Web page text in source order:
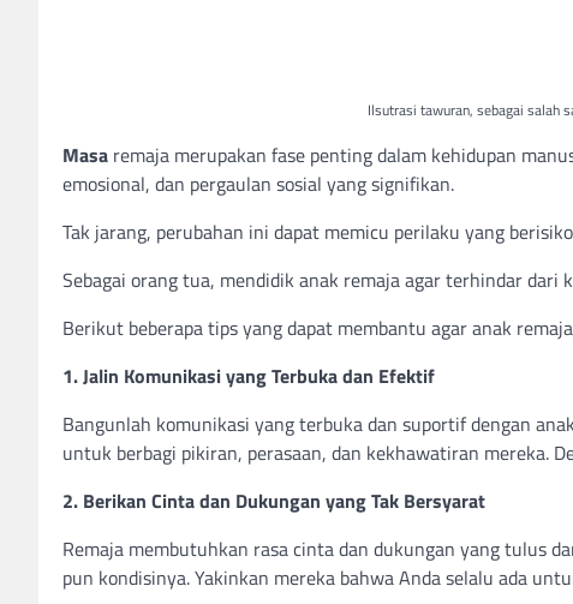
Ilsutrasi tawuran, sebagai salah
Masa remaja merupakan fase penting dalam kehidupan
emosional, dan pergaulan sosial yang signifikan.
Tak jarang, perubahan ini dapat memicu perilaku yang
Sebagai orang tua, mendidik anak remaja agar terhindar
Berikut beberapa tips yang dapat membantu agar anak
1. Jalin Komunikasi yang Terbuka dan Efektif
Bangunlah komunikasi yang terbuka dan suportif dengan
untuk berbagi pikiran, perasaan, dan kekhawatiran mereka.
2. Berikan Cinta dan Dukungan yang Tak Bersyarat
Remaja membutuhkan rasa cinta dan dukungan yang tulus
pun kondisinya. Yakinkan mereka bahwa Anda selalu ada